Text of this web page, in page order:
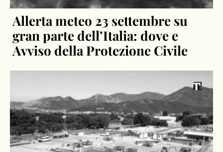
Allerta meteo 23 settembre su
gran parte dell’Italia: dove e
Avviso della Protezione Civile